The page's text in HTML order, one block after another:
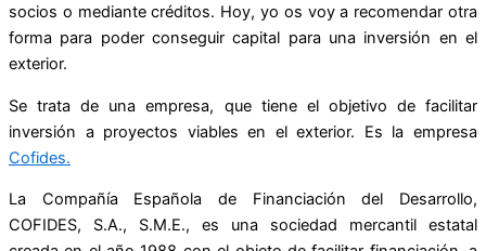
socios o mediante créditos. Hoy, yo os voy a recomendar otra
forma para poder conseguir capital para una inversión en el
exterior.
Se trata de una empresa, que tiene el objetivo de facilitar
inversión a proyectos viables en el exterior. Es la empresa
Cofides.
La Compañía Española de Financiación del Desarrollo,
COFIDES, S.A., S.M.E., es una sociedad mercantil estatal